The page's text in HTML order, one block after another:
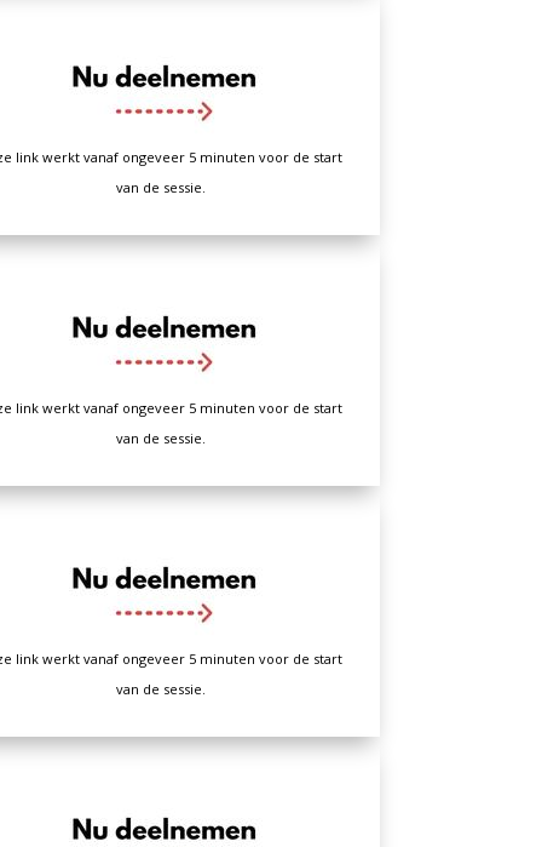
link werkt vanaf ongeveer 5 minuten voor de start
van de sessie.
link werkt vanaf ongeveer 5 minuten voor de start
van de sessie.
link werkt vanaf ongeveer 5 minuten voor de start
van de sessie.